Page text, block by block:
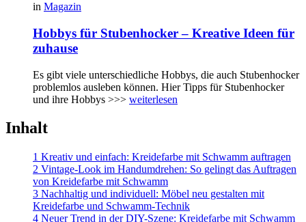
in Magazin
Hobbys für Stubenhocker – Kreative Ideen für
zuhause
Es gibt viele unterschiedliche Hobbys, die auch Stubenhocker
problemlos ausleben können. Hier Tipps für Stubenhocker
und ihre Hobbys >>> weiterlesen
Inhalt
1 Kreativ und einfach: Kreidefarbe mit Schwamm auftragen
2 Vintage-Look im Handumdrehen: So gelingt das Auftragen
von Kreidefarbe mit Schwamm
3 Nachhaltig und individuell: Möbel neu gestalten mit
Kreidefarbe und Schwamm-Technik
4 Neuer Trend in der DIY-Szene: Kreidefarbe mit Schwamm